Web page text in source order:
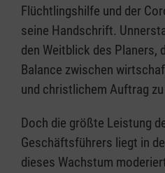
Flüchtlingshilfe und der
seine Handschrift.
den Weitblick des Planers,
Balance zwischen
und christlichem Auftrag
Doch die größte Leistung
Geschäftsführers liegt in
dieses Wachstum